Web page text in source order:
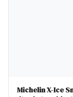
Michelin X-Ice